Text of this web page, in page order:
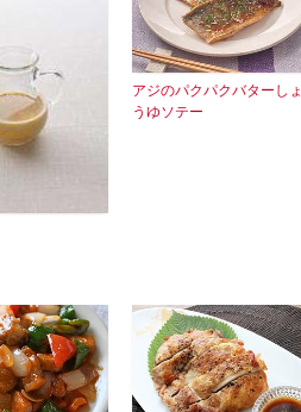
アジのパクパクバターしょ
うゆソテー